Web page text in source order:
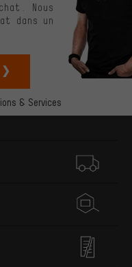
& Services
Nous
dans un